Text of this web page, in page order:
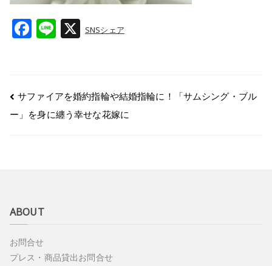
F
e
b
o
Li X
SNSシェア
サファイアを婚約指輪や結婚指輪に！「サムシング・ブル
ー」を身に纏う幸せな花嫁に
ABOUT
お問合せ
プレス・商品貸出お問合せ